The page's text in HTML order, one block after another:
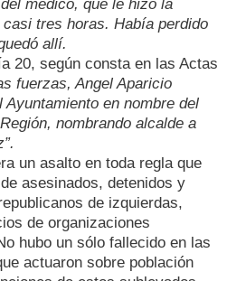
médico, que le hizo la
tres horas. Había perdido
allí.
20, según consta en las Actas
fuerzas, Angel Aparicio
en nombre del
nombrando alcalde a
un asalto en toda regla que
asesinados, detenidos y
de izquierdas,
de organizaciones
hubo un sólo fallecido en las
actuaron sobre población